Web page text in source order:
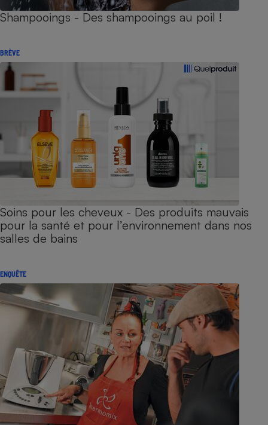
Shampooings - Des shampooings au poil !
BRÈVE
Soins pour les cheveux - Des produits mauvais
pour la santé et pour l’environnement dans nos
salles de bains
ENQUÊTE